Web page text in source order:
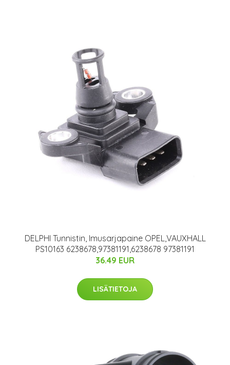
DELPHI Tunnistin, Imusarjapaine OPEL,VAUXHALL
PS10163 6238678,97381191,6238678 97381191
36.49 EUR
LISÄTIETOJA